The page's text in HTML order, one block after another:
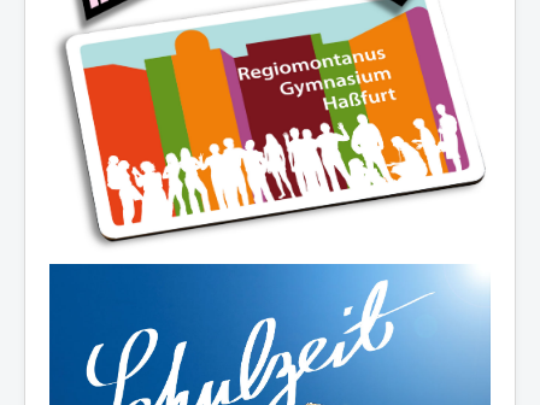
03.-14.08.2026:8.00-12.30 Uhr
19.08./26.08./02.09.2026:
10.00-12.00 Uhr
07.-11.09.2026:8.00-12.30 Uhr